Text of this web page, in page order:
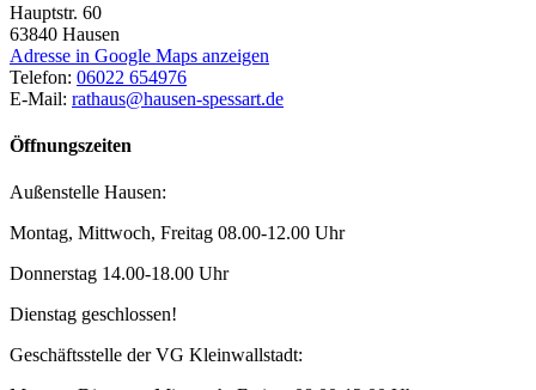
Hauptstr. 60
63840 Hausen
Adresse in Google Maps anzeigen
Telefon: 06022 654976
E-Mail: rathaus@hausen-spessart.de
Öffnungszeiten
Außenstelle Hausen:
Montag, Mittwoch, Freitag 08.00-12.00 Uhr
Donnerstag 14.00-18.00 Uhr
Dienstag geschlossen!
Geschäftsstelle der VG Kleinwallstadt: